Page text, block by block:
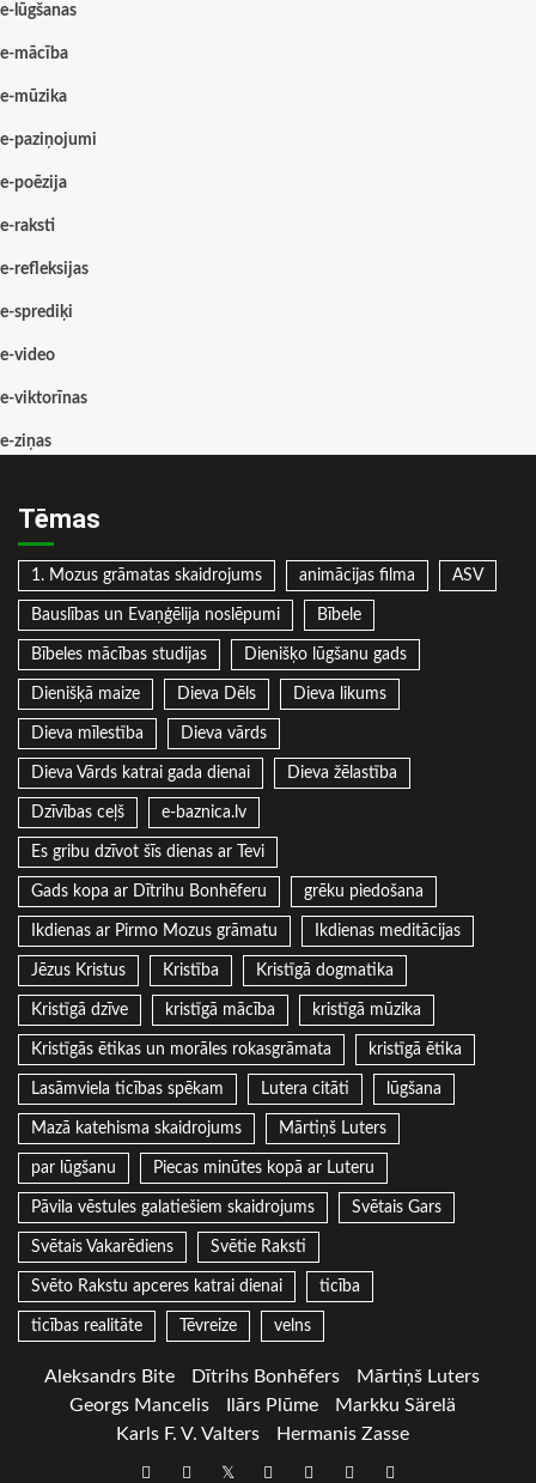
e-lūgšanas
e-mācība
e-mūzika
e-paziņojumi
e-poēzija
e-raksti
e-refleksijas
e-sprediķi
e-video
e-viktorīnas
e-ziņas
Tēmas
1. Mozus grāmatas skaidrojums animācijas filma ASV
Bauslības un Evaņģēlija noslēpumi Bībele
Bībeles mācības studijas Dienišķo lūgšanu gads
Dienišķā maize Dieva Dēls Dieva likums
Dieva mīlestība Dieva vārds
Dieva Vārds katrai gada dienai Dieva žēlastība
Dzīvības ceļš e-baznica.lv
Es gribu dzīvot šīs dienas ar Tevi
Gads kopa ar Dītrihu Bonhēferu grēku piedošana
Ikdienas ar Pirmo Mozus grāmatu Ikdienas meditācijas
Jēzus Kristus Kristība Kristīgā dogmatika
Kristīgā dzīve kristīgā mācība kristīgā mūzika
Kristīgās ētikas un morāles rokasgrāmata kristīgā ētika
Lasāmviela ticības spēkam Lutera citāti lūgšana
Mazā katehisma skaidrojums Mārtiņš Luters
par lūgšanu Piecas minūtes kopā ar Luteru
Pāvila vēstules galatiešiem skaidrojums Svētais Gars
Svētais Vakarēdiens Svētie Raksti
Svēto Rakstu apceres katrai dienai ticība
ticības realitāte Tēvreize velns
Aleksandrs Bite Dītrihs Bonhēfers
Mārtiņš Luters
Georgs Mancelis
Ilārs Plūme
Markku Särelä
Karls F. V. Valters
Hermanis Zasse
Draugiem
Facebook
TwitterInstagram
LinkedInwhatsapp
RSS